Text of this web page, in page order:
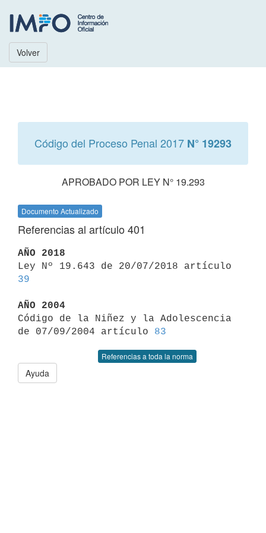
Volver
Código del Proceso Penal 2017 N° 19293
APROBADO POR LEY N° 19.293
Documento Actualizado
Referencias al artículo 401
AÑO 2018
39
AÑO 2004
Código de la Niñez y la Adolescencia
de 07/09/2004 artículo 83
Referencias a toda la norma
Ayuda